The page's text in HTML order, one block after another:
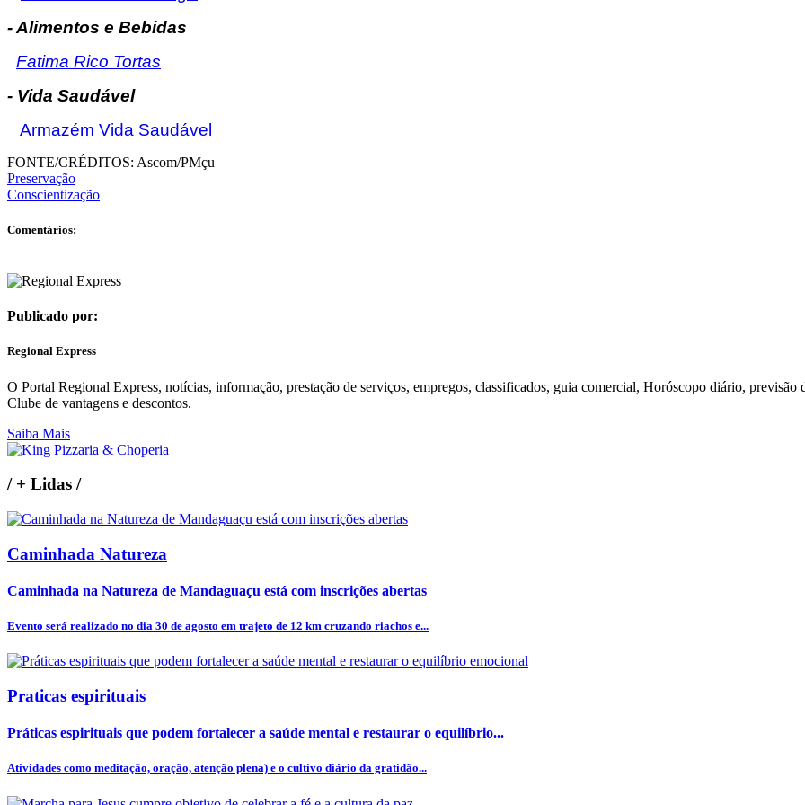
- Alimentos e Bebidas
Fatima Rico Tortas
- Vida Saudável
Armazém Vida Saudável
FONTE/CRÉDITOS: Ascom/PMçu
Preservação
Conscientização
Comentários:
Publicado por:
Regional Express
O Portal Regional Express, notícias, informação, prestação de serviços, empregos, classificados, guia comercial, Horóscopo diário,
Clube de vantagens e descontos.
Saiba Mais
/+ Lidas /
Caminhada Natureza
Caminhada na Natureza de Mandaguaçu está com inscrições abertas
Evento será realizado no dia 30 de agosto em trajeto de 12 km cruzando riachos e...
Praticas espirituais
Práticas espirituais que podem fortalecer a saúde mental e restaurar o equilíbrio...
Atividades como meditação, oração, atenção plena) e o cultivo diário da gratidão...